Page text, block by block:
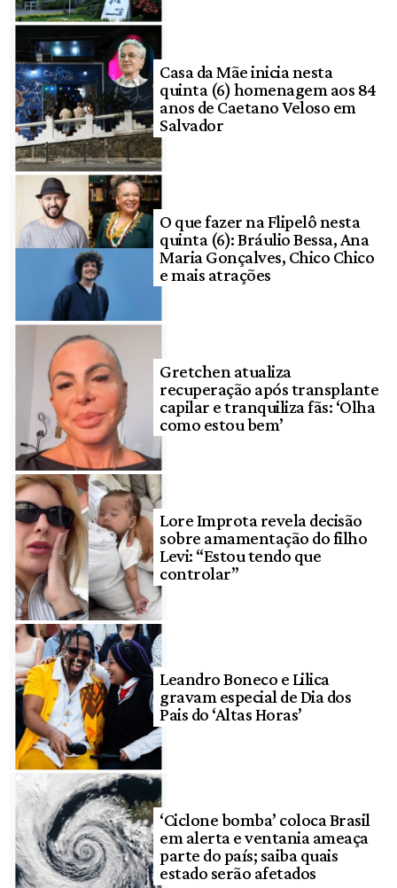
Casa da Mãe inicia nesta
quinta (6) homenagem aos 84
anos de Caetano Veloso em
Salvador
O que fazer na Flipelô nesta
quinta (6): Bráulio Bessa, Ana
Maria Gonçalves, Chico Chico
e mais atrações
Gretchen atualiza
recuperação após transplante
capilar e tranquiliza fãs: ‘Olha
como estou bem’
Lore Improta revela decisão
sobre amamentação do filho
Levi: “Estou tendo que
controlar”
Leandro Boneco e Lilica
gravam especial de Dia dos
Pais do ‘Altas Horas’
‘Ciclone bomba’ coloca Brasil
em alerta e ventania ameaça
parte do país; saiba quais
estado serão afetados